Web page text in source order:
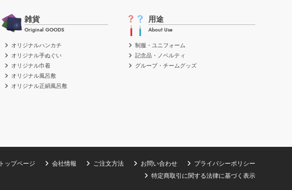
雑貨
Original GOODS
オリジナルハンカチ
オリジナル手ぬぐい
オリジナル巾着
オリジナル風呂敷
オリジナル正絹風呂敷
用途
About Use
制服・ユニフォーム
記念品・ノベルティ
グループ・チームグッズ
トップページ 会社情報 ご注文方法 お問い合わせ
プライバシーポリシー
特定商取引に関する法律に基づく表示